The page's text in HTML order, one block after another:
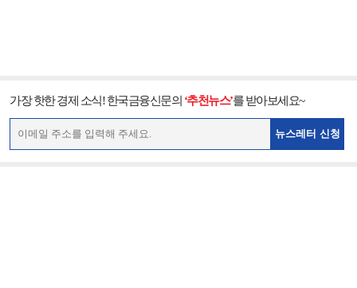
가장 핫한 경제 소식! 한국금융신문의 ‘추천뉴스’를 받아보세요~
뉴스레터 신청